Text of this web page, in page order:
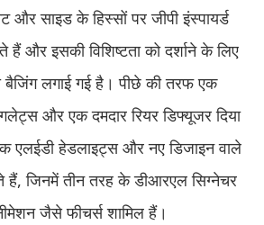
और साइड के हिस्सों पर जीपी इंस्पायर्ड
और इसकी विशिष्टता को दर्शाने के लिए
लगाई गई है। पीछे की तरफ एक
और एक दमदार रियर डिफ्यूजर दिया
एलईडी हेडलाइट्स और नए डिजाइन वाले
हैं, जिनमें तीन तरह के डीआरएल सिग्नेचर
जैसे फीचर्स शामिल हैं।